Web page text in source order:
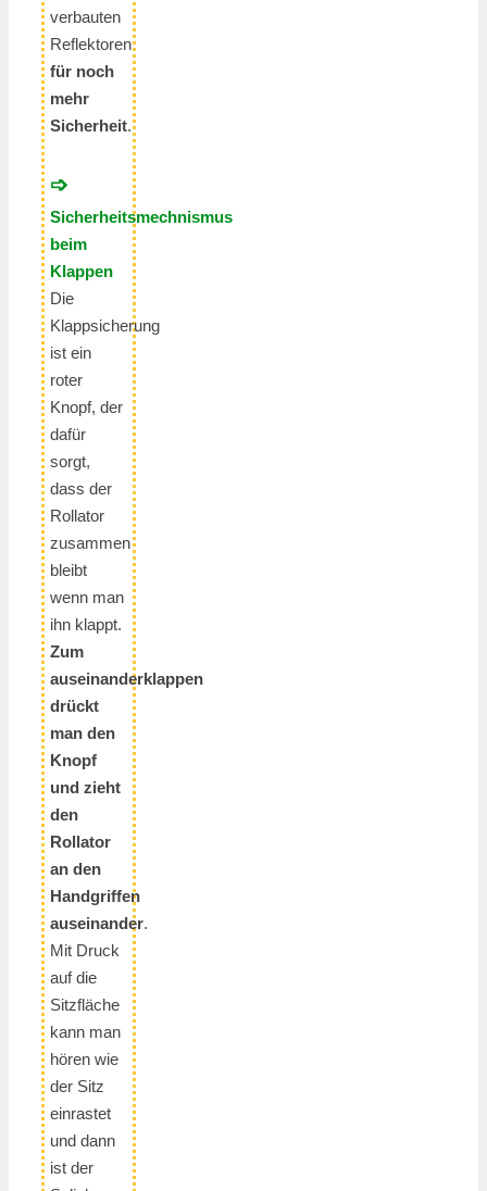
verbauten
Reflektoren
für noch
mehr
Sicherheit.
➩
Sicherheitsmechnismus
beim
Klappen
Die
Klappsicherung
ist ein
roter
Knopf, der
dafür
sorgt,
dass der
Rollator
zusammen
bleibt
wenn man
ihn klappt.
Zum
auseinanderklappen
drückt
man den
Knopf
und zieht
den
Rollator
an den
Handgriffen
auseinander.
Mit Druck
auf die
Sitzfläche
kann man
hören wie
der Sitz
einrastet
und dann
ist der